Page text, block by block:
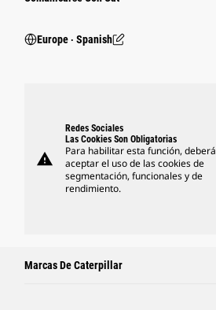
Europe ‧ Spanish
warning
Redes Sociales
Las Cookies Son Obligatorias
Para habilitar esta función, deberá
aceptar el uso de las cookies de
segmentación, funcionales y de
rendimiento.
Marcas De Caterpillar